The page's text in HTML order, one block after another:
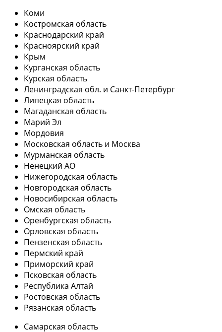
Коми
Костромская область
Краснодарский край
Красноярский край
Крым
Курганская область
Курская область
Ленинградская обл. и Санкт-Петербург
Липецкая область
Магаданская область
Марий Эл
Мордовия
Московская область и Москва
Мурманская область
Ненецкий АО
Нижегородская область
Новгородская область
Новосибирская область
Омская область
Оренбургская область
Орловская область
Пензенская область
Пермский край
Приморский край
Псковская область
Республика Алтай
Ростовская область
Рязанская область
Самарская область